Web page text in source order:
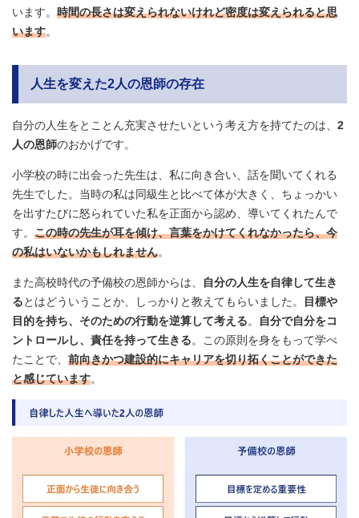
います。 時間の長さは変えられないけれど密度は変えられると思
います。
人生を変えた2人の恩師の存在
自分の人生をとことん充実させたいという考え方を持てたのは、 2
人の恩師のおかげです。
小学校の時に出会った先生は、私に向き合い、話を聞いてくれる
先生でした。当時の私は同級生と比べて体が大きく、ちょっかい
を出すたびに怒られていた私を正面から認め、導いてくれたんで
す。 この時の先生が耳を傾け、言葉をかけてくれなかったら、今
の私はいないかもしれません。
また高校時代の予備校の恩師からは、
自分の人生を自律して生き
るとはどういうことか、しっかりと教えてもらいました。
目標や
目的を持ち、そのための行動を逆算して考える。
自分で自分をコ
ントロールし、責任を持って生きる。この原則を身をもって学べ
たことで、 前向きかつ建設的にキャリアを切り拓くことができた
と感じています。